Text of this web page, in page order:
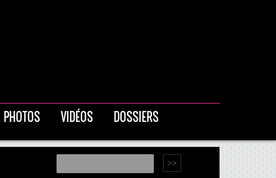
PHOTOS VIDÉOS DOSSIERS